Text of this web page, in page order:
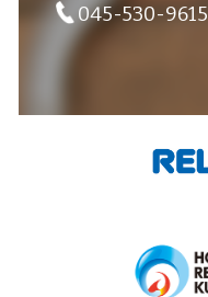
045-530-9615